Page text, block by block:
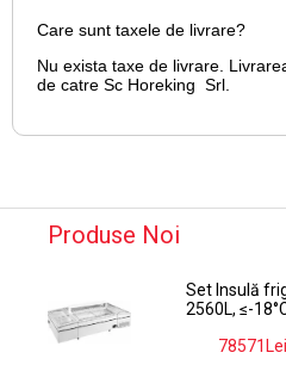
Care sunt taxele de livrare?
Nu exista taxe de livrare.
de catre Sc Horeking Srl.
Produse Noi
Set Insulă
2560L, ≤-
78571Lei